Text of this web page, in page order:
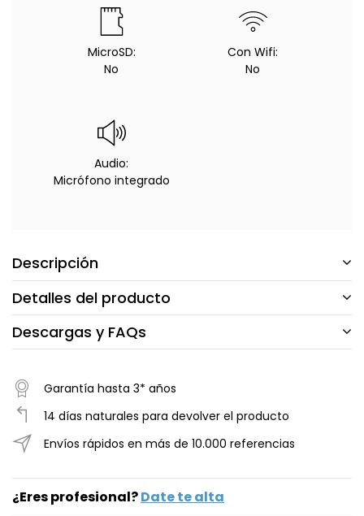
MicroSD:
No
Con Wifi:
No
Audio:
Micrófono integrado
Descripción
Detalles del producto
Descargas y FAQs
Garantía hasta 3* años
14 días naturales para devolver el producto
Envíos rápidos en más de 10.000 referencias
¿Eres profesional?Date te alta